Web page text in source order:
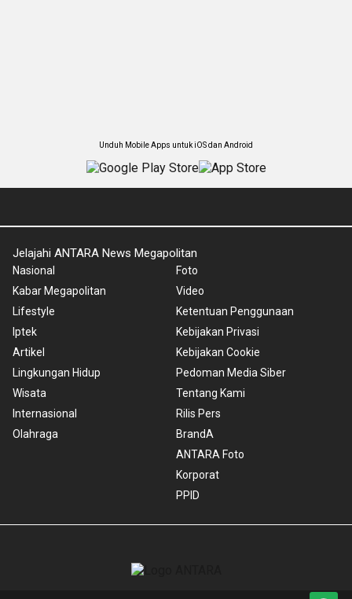
Unduh Mobile Apps untuk iOS dan Android
Jelajahi ANTARA News Megapolitan
Nasional
Kabar Megapolitan
Lifestyle
Iptek
Artikel
Lingkungan Hidup
Wisata
Internasional
Olahraga
Foto
Video
Ketentuan Penggunaan
Kebijakan Privasi
Kebijakan Cookie
Pedoman Media Siber
Tentang Kami
Rilis Pers
BrandA
ANTARA Foto
Korporat
PPID